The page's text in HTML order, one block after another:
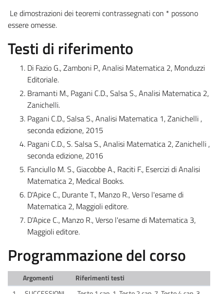
Le dimostrazioni dei teoremi contrassegnati con * possono
essere omesse.
Testi di riferimento
Di Fazio G., Zamboni P., Analisi Matematica 2, Monduzzi
Editoriale.
Bramanti M., Pagani C.D., Salsa S., Analisi Matematica 2,
Zanichelli.
Pagani C.D., Salsa S., Analisi Matematica 1, Zanichelli ,
seconda edizione, 2015
Pagani C.D., S. Salsa S., Analisi Matematica 2, Zanichelli ,
seconda edizione, 2016
Fanciullo M. S., Giacobbe A., Raciti F., Esercizi di Analisi
Matematica 2, Medical Books.
D'Apice C., Durante T., Manzo R., Verso l'esame di
Matematica 2, Maggioli editore.
D'Apice C., Manzo R., Verso l'esame di Matematica 3,
Maggioli editore.
Programmazione del corso
Argomenti
Riferimenti testi